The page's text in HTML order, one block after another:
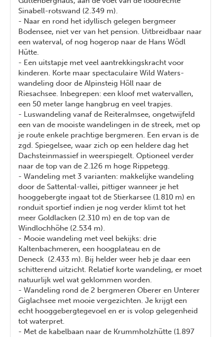
Sinabell-rotswand (2.349 m).
- Naar en rond het idyllisch gelegen bergmeer
Bodensee, niet ver van het pension. Uitbreidbaar naar
een waterval, of nog hogerop naar de Hans Wödl
Hütte.
- Een uitstapje met veel aantrekkingskracht voor
kinderen. Korte maar spectaculaire Wild Waters-
wandeling door de Alpinsteig Höll naar de
Riesachsee. Inbegrepen: een kloof met watervallen,
een 50 meter lange hangbrug en veel trapjes.
- Luswandeling vanaf de Reiteralmsee, ongetwijfeld
een van de mooiste wandelingen in de streek, met op
je route enkele prachtige bergmeren. Een ervan is de
zgd. Spiegelsee, waar zich op een heldere dag het
Dachsteinmassief in weerspiegelt. Optioneel verder
naar de top van de 2.126 m hoge Rippetegg.
- Wandeling met 3 varianten: makkelijke wandeling
door de Sattental-vallei, pittiger wanneer je het
hooggebergte ingaat tot de Stierkarsee (1.810 m) en
ronduit sportief indien je nog verder klimt tot het
meer Goldlacken (2.310 m) en de top van de
Windlochhöhe (2.534 m).
- Mooie wandeling met veel bekijks: drie
Kaltenbachmeren, een hoogplateau en de
Deneck (2.433 m). Bij helder weer heb je daar een
schitterend uitzicht. Relatief korte wandeling, er moet
natuurlijk wel wat geklommen worden.
- Wandeling rond de 2 bergmeren Oberer en Unterer
Giglachsee met mooie vergezichten. Je krijgt een
echt hooggebergtegevoel en er is volop gelegenheid
tot waterpret.
- Met de kabelbaan naar de Krummholzhütte (1.897